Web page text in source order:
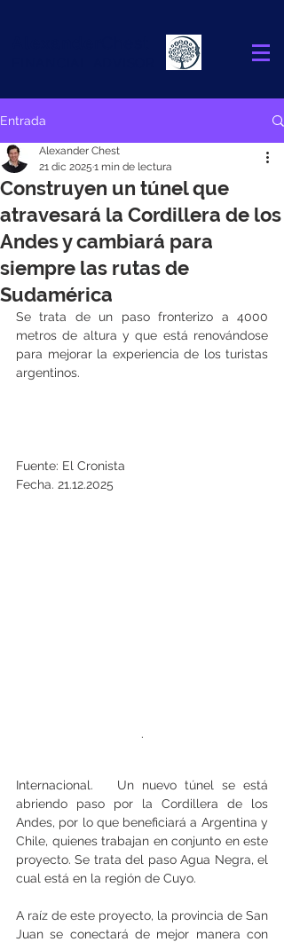
Entrada
Construyen un túnel que
atravesará la Cordillera de los
Andes y cambiará para
siempre las rutas de
Sudamérica
Alexander Chest
21 dic 2025 1 min de lectura
Se trata de un paso fronterizo a 4000
metros de altura y que está renovándose
para mejorar la experiencia de los turistas
argentinos.
Fuente: El Cronista
Fecha. 21.12.2025
.
Internacional.   Un nuevo túnel se está
abriendo paso por la Cordillera de los
Andes, por lo que beneficiará a Argentina y
Chile, quienes trabajan en conjunto en este
proyecto. Se trata del paso Agua Negra, el
cual está en la región de Cuyo.
A raíz de este proyecto, la provincia de San
Juan se conectará de mejor manera con